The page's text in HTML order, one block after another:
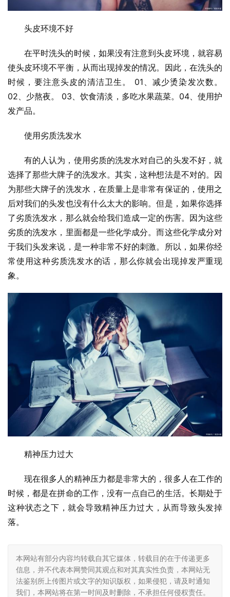
头皮环境不好
在平时洗头的时候，如果没有注意到头皮环境，就容易
使头皮环境不平衡，从而出现掉发的情况。因此，在洗头的
时候，要注意头皮的清洁卫生。 01、减少烫染发次数。
02、少熬夜。 03、饮食清淡，多吃水果蔬菜。04、使用护
发产品。
使用劣质洗发水
有的人认为，使用劣质的洗发水对自己的头发不好，就
选择了那些大牌子的洗发水。其实，这种想法是不对的。因
为那些大牌子的洗发水，在质量上是非常有保证的，使用之
后对我们的头发也没有什么太大的影响。但是，如果你选择
了劣质洗发水，那么就会给我们造成一定的伤害。因为这些
劣质的洗发水，里面都是一些化学成分。而这些化学成分对
于我们头发来说，是一种非常不好的刺激。所以，如果你经
常使用这种劣质洗发水的话，那么你就会出现掉发严重现
象。
精神压力过大
现在很多人的精神压力都是非常大的，很多人在工作的
时候，都是在拼命的工作，没有一点自己的生活。长期处于
这种状态之下，就会导致精神压力过大，从而导致头发掉
落。
本网站有部分内容均转载自其它媒体，转载目的在于传递更多
信息，并不代表本网赞同其观点和对其真实性负责，本网站无
法鉴别所上传图片或文字的知识版权，如果侵犯，请及时通知
我们，本网站将在第一时间及时删除，不承担任何侵权责任。